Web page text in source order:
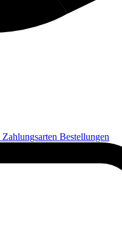
Zahlungsarten Bestellungen